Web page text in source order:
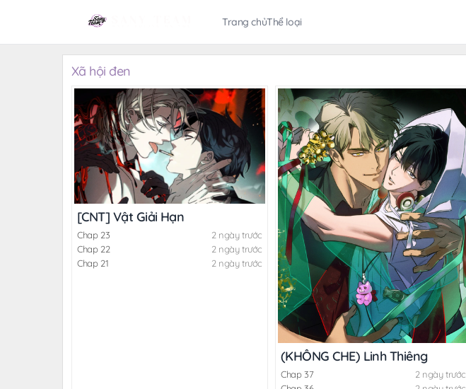
Trang chủThể loại
Xã hội đen
[CNT] Vật Giải Hạn
Chap 23
2 ngày trước
Chap 22
2 ngày trước
Chap 21
2 ngày trước
(KHÔNG CHE) Linh Thiêng
Chap 37
2 ngày trước